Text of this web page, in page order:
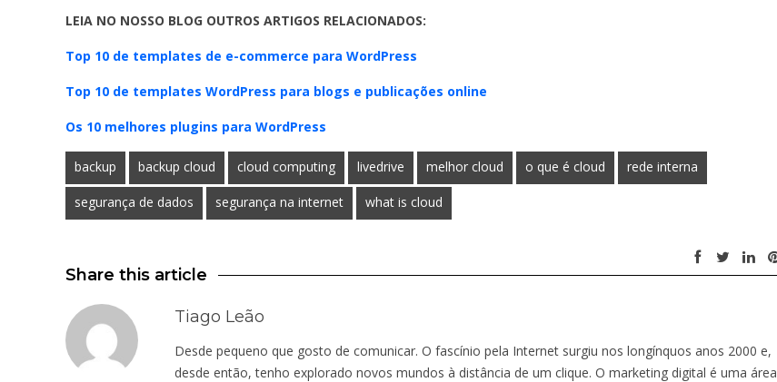
LEIA NO NOSSO BLOG OUTROS ARTIGOS RELACIONADOS:
Top 10 de templates de e-commerce para WordPress
Top 10 de templates WordPress para blogs e publicações online
Os 10 melhores plugins para WordPress
backup backup cloud cloud computing livedrive melhor cloud o que é cloud rede interna
segurança de dados segurança na internet what is cloud
Share this article
Tiago Leão
Desde pequeno que gosto de comunicar. O fascínio pela Internet surgiu nos longínquos anos 2000 e,
desde então, tenho explorado novos mundos à distância de um clique. O marketing digital é uma área